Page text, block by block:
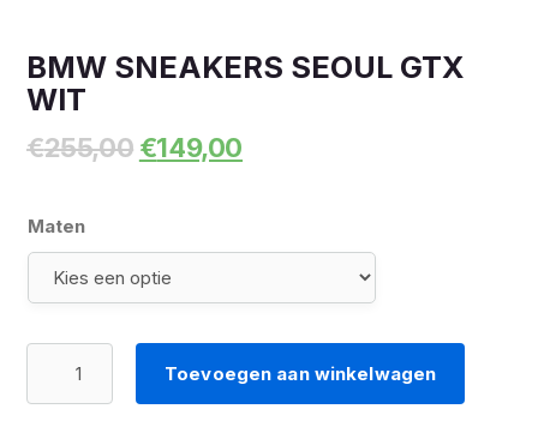
BMW SNEAKERS SEOUL GTX
WIT
€255,00 Oorspronkelijke
prijs
€149,00
prijs
Maten
Toevoegen aan winkelwagen